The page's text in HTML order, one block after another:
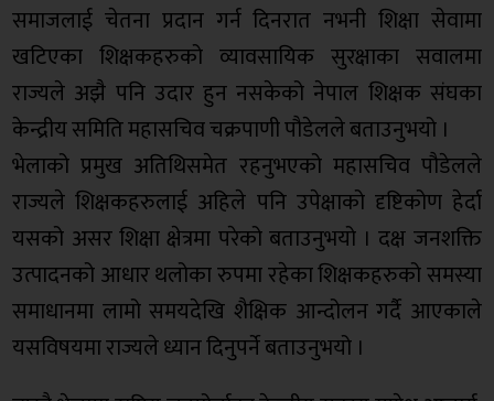
समाजलाई चेतना प्रदान गर्न दिनरात नभनी शिक्षा सेवामा
खटिएका शिक्षकहरुको व्यावसायिक सुरक्षाका सवालमा
राज्यले अझै पनि उदार हुन नसकेको नेपाल शिक्षक संघका
केन्द्रीय समिति महासचिव चक्रपाणी पौडेलले बताउनुभयो ।
भेलाको प्रमुख अतिथिसमेत रहनुभएको महासचिव पौडेलले
राज्यले शिक्षकहरुलाई अहिले पनि उपेक्षाको दृष्टिकोण हेर्दा
यसको असर शिक्षा क्षेत्रमा परेको बताउनुभयो । दक्ष जनशक्ति
उत्पादनको आधार थलोका रुपमा रहेका शिक्षकहरुको समस्या
समाधानमा लामो समयदेखि शैक्षिक आन्दोलन गर्दै आएकाले
यसविषयमा राज्यले ध्यान दिनुपर्ने बताउनुभयो ।